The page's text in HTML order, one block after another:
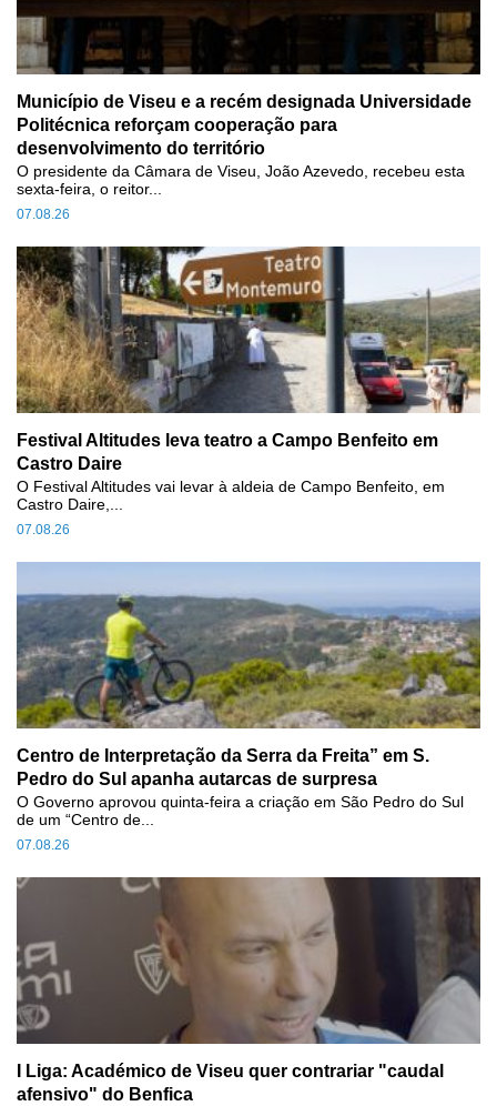
Município de Viseu e a recém designada Universidade
Politécnica reforçam cooperação para
desenvolvimento do território
07.08.26
O presidente da Câmara de Viseu, João Azevedo, recebeu esta
sexta-feira, o reitor...
Festival Altitudes leva teatro a Campo Benfeito em
Castro Daire
07.08.26
O Festival Altitudes vai levar à aldeia de Campo Benfeito, em
Castro Daire,...
Centro de Interpretação da Serra da Freita” em S.
Pedro do Sul apanha autarcas de surpresa
07.08.26
O Governo aprovou quinta-feira a criação em São Pedro do Sul
de um “Centro de...
I Liga: Académico de Viseu quer contrariar "caudal
afensivo" do Benfica